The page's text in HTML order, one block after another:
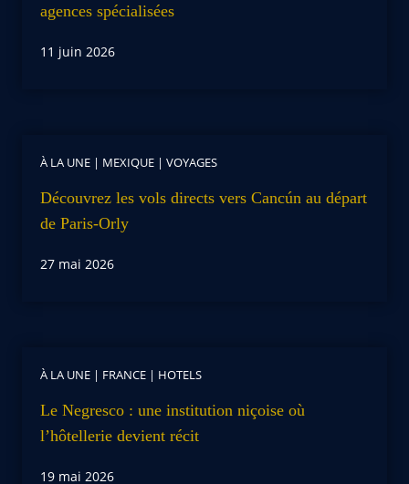
agences spécialisées
11 juin 2026
À LA UNE | MEXIQUE | VOYAGES
Découvrez les vols directs vers Cancún au départ
de Paris-Orly
27 mai 2026
À LA UNE | FRANCE | HOTELS
Le Negresco : une institution niçoise où
l’hôtellerie devient récit
19 mai 2026